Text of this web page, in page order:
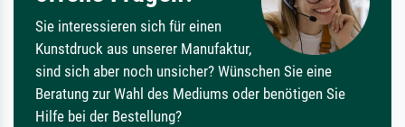
Sie interessieren sich für einen
Kunstdruck aus unserer Manufaktur,
sind sich aber noch unsicher? Wünschen Sie eine
Beratung zur Wahl des Mediums oder benötigen Sie
Hilfe bei der Bestellung?